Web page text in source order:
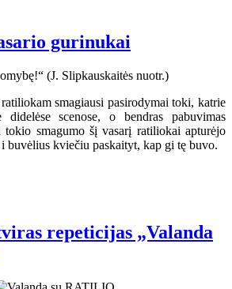
gurinukai
smagiausi pasirodymai toki, katrie
didelėse scenose, o bendras pabuvimas
tokio smagumo šį vasarį ratiliokai apturėjo
buvėlius kviečiu paskaityt, kap gi tę buvo.
repeticijas „Valanda